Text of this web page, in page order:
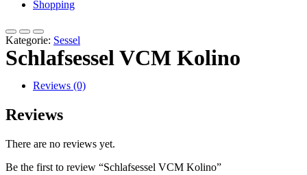
Shopping
Kategorie: Sessel
Schlafsessel VCM Kolino
Reviews (0)
Reviews
There are no reviews yet.
Be the first to review “Schlafsessel VCM Kolino”